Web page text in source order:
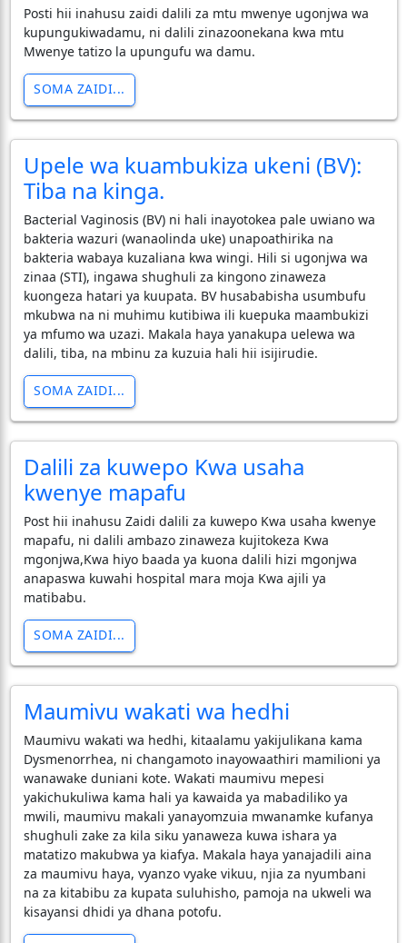
Posti hii inahusu zaidi dalili za mtu mwenye ugonjwa wa
kupungukiwadamu, ni dalili zinazoonekana kwa mtu
Mwenye tatizo la upungufu wa damu.
SOMA ZAIDI...
Upele wa kuambukiza ukeni (BV):
Tiba na kinga.
Bacterial Vaginosis (BV) ni hali inayotokea pale uwiano wa
bakteria wazuri (wanaolinda uke) unapoathirika na
bakteria wabaya kuzaliana kwa wingi. Hili si ugonjwa wa
zinaa (STI), ingawa shughuli za kingono zinaweza
kuongeza hatari ya kuupata. BV husababisha usumbufu
mkubwa na ni muhimu kutibiwa ili kuepuka maambukizi
ya mfumo wa uzazi. Makala haya yanakupa uelewa wa
dalili, tiba, na mbinu za kuzuia hali hii isijirudie.
SOMA ZAIDI...
Dalili za kuwepo Kwa usaha
kwenye mapafu
Post hii inahusu Zaidi dalili za kuwepo Kwa usaha kwenye
mapafu, ni dalili ambazo zinaweza kujitokeza Kwa
mgonjwa,Kwa hiyo baada ya kuona dalili hizi mgonjwa
anapaswa kuwahi hospital mara moja Kwa ajili ya
matibabu.
SOMA ZAIDI...
Maumivu wakati wa hedhi
​Maumivu wakati wa hedhi, kitaalamu yakijulikana kama
Dysmenorrhea, ni changamoto inayowaathiri mamilioni ya
wanawake duniani kote. Wakati maumivu mepesi
yakichukuliwa kama hali ya kawaida ya mabadiliko ya
mwili, maumivu makali yanayomzuia mwanamke kufanya
shughuli zake za kila siku yanaweza kuwa ishara ya
matatizo makubwa ya kiafya. Makala haya yanajadili aina
za maumivu haya, vyanzo vyake vikuu, njia za nyumbani
na za kitabibu za kupata suluhisho, pamoja na ukweli wa
kisayansi dhidi ya dhana potofu.